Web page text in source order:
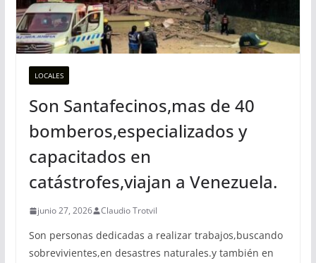
LOCALES
Son Santafecinos,mas de 40
bomberos,especializados y
capacitados en
catástrofes,viajan a Venezuela.
junio 27, 2026 Claudio Trotvil
Son personas dedicadas a realizar trabajos,buscando
sobrevivientes,en desastres naturales.y también en